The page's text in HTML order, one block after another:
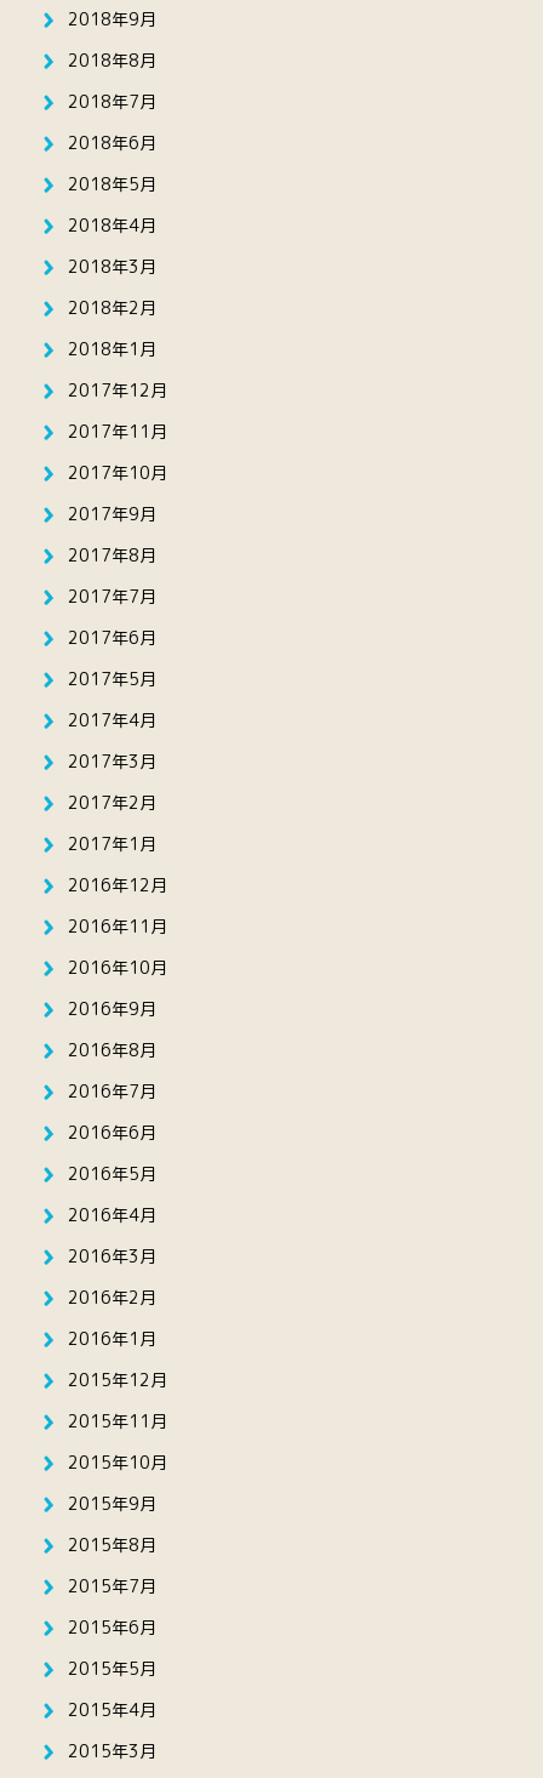
2018年9月
2018年8月
2018年7月
2018年6月
2018年5月
2018年4月
2018年3月
2018年2月
2018年1月
2017年12月
2017年11月
2017年10月
2017年9月
2017年8月
2017年7月
2017年6月
2017年5月
2017年4月
2017年3月
2017年2月
2017年1月
2016年12月
2016年11月
2016年10月
2016年9月
2016年8月
2016年7月
2016年6月
2016年5月
2016年4月
2016年3月
2016年2月
2016年1月
2015年12月
2015年11月
2015年10月
2015年9月
2015年8月
2015年7月
2015年6月
2015年5月
2015年4月
2015年3月